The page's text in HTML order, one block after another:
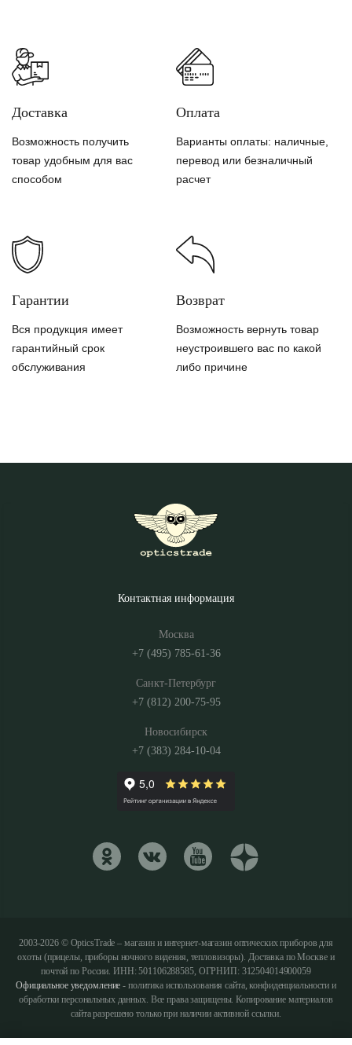
Доставка
Возможность получить
товар удобным для вас
способом
Оплата
Варианты оплаты: наличные,
перевод или безналичный
расчет
Гарантии
Вся продукция имеет
гарантийный срок
обслуживания
Возврат
Возможность вернуть товар
неустроившего вас по какой
либо причине
Контактная информация
Москва
+7 (495) 785-61-36
Санкт-Петербург
+7 (812) 200-75-95
Новосибирск
+7 (383) 284-10-04
2003-2026 © OpticsTrade – магазин и интернет-магазин оптических приборов для
охоты (прицелы, приборы ночного видения, тепловизоры). Доставка по Москве и
почтой по России. ИНН: 501106288585, ОГРНИП: 312504014900059
Официальное уведомление - политика использования сайта, конфиденциальности и
обработки персональных данных. Все права защищены. Копирование материалов
сайта разрешено только при наличии активной ссылки.